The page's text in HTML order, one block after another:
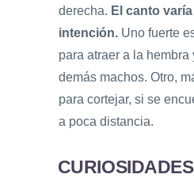
derecha. El canto
intención. Uno fuerte
para atraer a la hembra
demás machos. Otro,
para cortejar, si se
a poca distancia.